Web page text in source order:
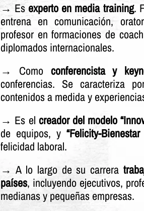
→ Esexperto en media training.
entrena en comunicación,
profesor en formaciones de
diplomados internacionales.
→ Como conferencista y
conferencias. Se caracteriza
contenidos a medida y
→ Es el creador del modelo
de equipos, y“Felicity-
felicidad laboral.
→ A lo largo de su carrera
países, incluyendo ejecutivos,
medianas y pequeñas empresas.